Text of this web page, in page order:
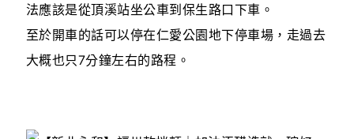
法應該是從頂溪站坐公車到保生路口下車。
至於開車的話可以停在仁愛公園地下停車場，走過去
大概也只7分鐘左右的路程。